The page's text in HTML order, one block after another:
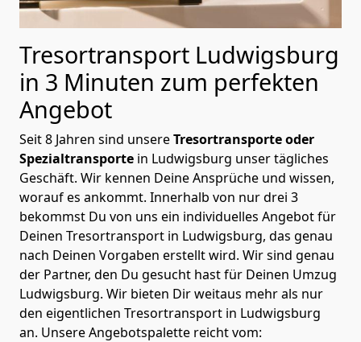
Tresortransport Ludwigsburg
in 3 Minuten zum perfekten
Angebot
Seit 8 Jahren sind unsereTresortransporte oder
Spezialtransporte in Ludwigsburg unser tägliches
Geschäft. Wir kennen Deine Ansprüche und wissen,
worauf es ankommt. Innerhalb von nur drei 3
bekommst Du von uns ein individuelles Angebot für
Deinen Tresortransport in Ludwigsburg, das genau
nach Deinen Vorgaben erstellt wird. Wir sind genau
der Partner, den Du gesucht hast für Deinen Umzug
Ludwigsburg. Wir bieten Dir weitaus mehr als nur
den eigentlichen Tresortransport in Ludwigsburg
an. Unsere Angebotspalette reicht vom: